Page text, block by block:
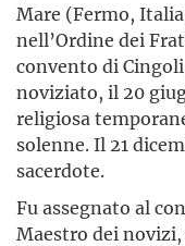
Mare (Fermo,
nell’Ordine dei
convento di
noviziato, il 20
religiosa
solenne. Il 21
sacerdote.
Fu assegnato al
Maestro dei novizi,